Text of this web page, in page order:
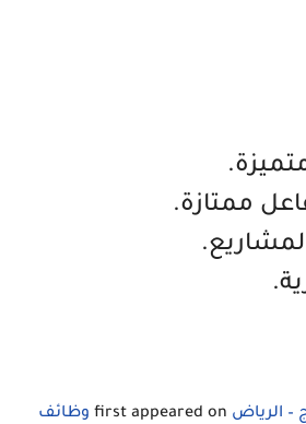
ممتازة.
– الرياض
وظائف